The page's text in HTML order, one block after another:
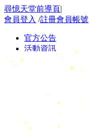
尋憶天堂前導頁|
會員登入 /註冊會員帳號